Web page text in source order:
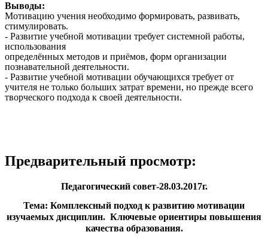
Выводы:
Мотивацию учения необходимо формировать, развивать,
стимулировать.
- Развитие учебной мотивации требует системной работы,
использования
определённых методов и приёмов, форм организации
познавательной деятельности.
- Развитие учебной мотивации обучающихся требует от
учителя не только больших затрат времени, но прежде всего
творческого подхода к своей деятельности.
Предварительный просмотр:
Педагогический совет-28.03.2017г.
Тема: Комплексный подход к развитию мотивации
изучаемых дисциплин. Ключевые ориентиры повышения
качества образования.